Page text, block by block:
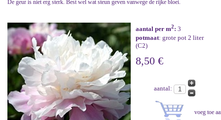
De geur is niet erg sterk. Best wel wat steun geven vanwege de rijke bloei.
aantal per m2: 3
potmaat: grote pot 2 liter
(C2)
8,50 €
aantal: